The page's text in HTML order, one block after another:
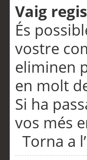
Vaig
És
vostre
eliminen
en molt
Si ha
vos més
Torna a